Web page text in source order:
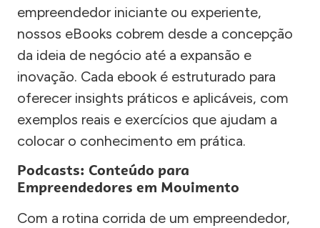
empreendedor iniciante ou experiente,
nossos eBooks cobrem desde a concepção
da ideia de negócio até a expansão e
inovação. Cada ebook é estruturado para
oferecer insights práticos e aplicáveis, com
exemplos reais e exercícios que ajudam a
colocar o conhecimento em prática.
Podcasts: Conteúdo para
Empreendedores em Movimento
Com a rotina corrida de um empreendedor,